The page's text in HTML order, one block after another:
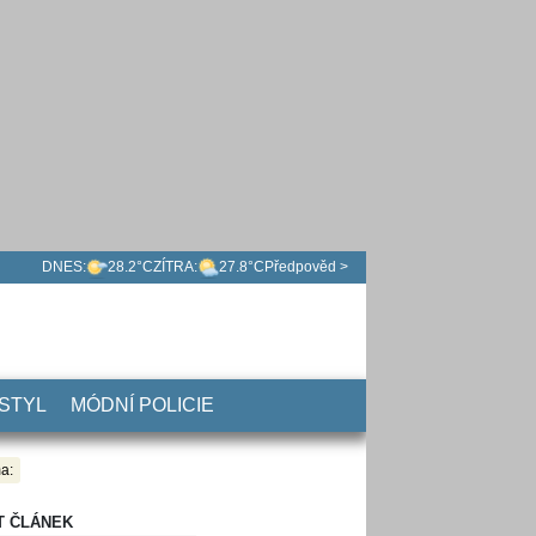
DNES: 28.2°CZÍTRA: 27.8°C Předpověd >
MÓDNÍ POLICIE
ČLÁNEK